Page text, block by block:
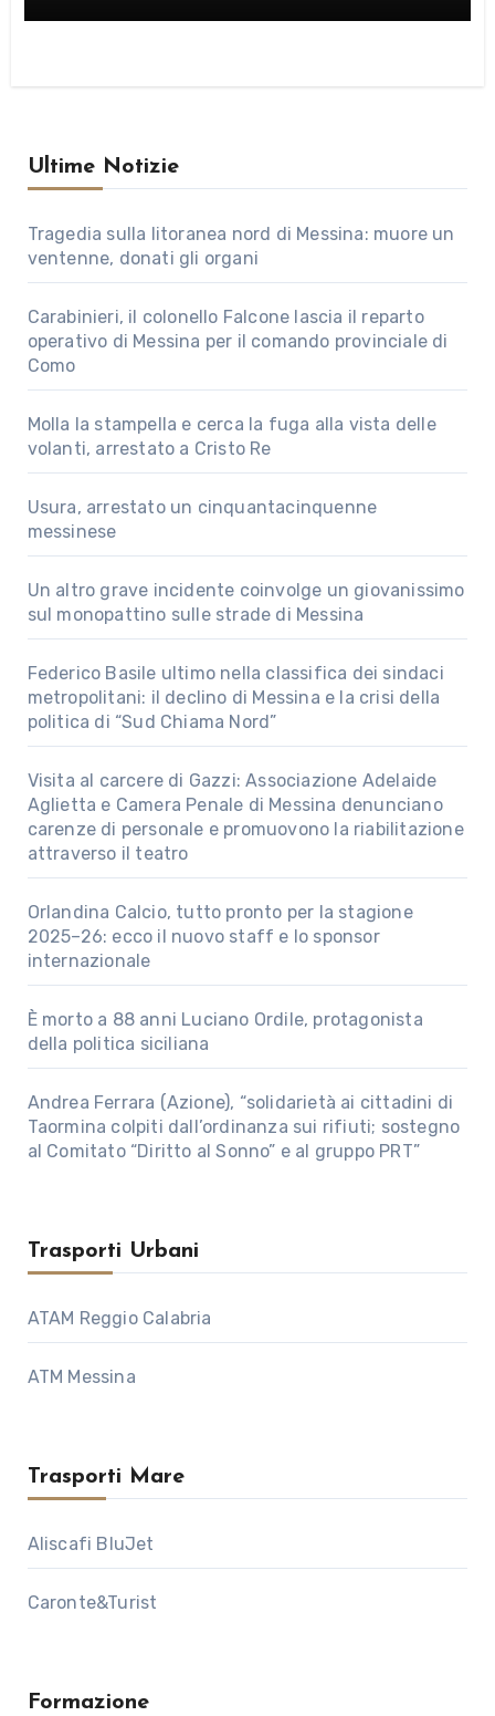
Ultime Notizie
Tragedia sulla litoranea nord di Messina: muore un
ventenne, donati gli organi
Carabinieri, il colonello Falcone lascia il reparto
operativo di Messina per il comando provinciale di
Como
Molla la stampella e cerca la fuga alla vista delle
volanti, arrestato a Cristo Re
Usura, arrestato un cinquantacinquenne
messinese
Un altro grave incidente coinvolge un giovanissimo
sul monopattino sulle strade di Messina
Federico Basile ultimo nella classifica dei sindaci
metropolitani: il declino di Messina e la crisi della
politica di “Sud Chiama Nord”
Visita al carcere di Gazzi: Associazione Adelaide
Aglietta e Camera Penale di Messina denunciano
carenze di personale e promuovono la riabilitazione
attraverso il teatro
Orlandina Calcio, tutto pronto per la stagione
2025–26: ecco il nuovo staff e lo sponsor
internazionale
È morto a 88 anni Luciano Ordile, protagonista
della politica siciliana
Andrea Ferrara (Azione), “solidarietà ai cittadini di
Taormina colpiti dall’ordinanza sui rifiuti; sostegno
al Comitato “Diritto al Sonno” e al gruppo PRT”
Trasporti Urbani
ATAM Reggio Calabria
ATM Messina
Trasporti Mare
Aliscafi BluJet
Caronte&Turist
Formazione